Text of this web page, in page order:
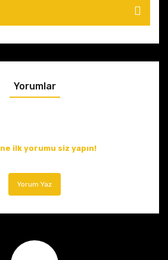
Yorumlar
ilk yorumu siz yapın!
Yorum Yaz